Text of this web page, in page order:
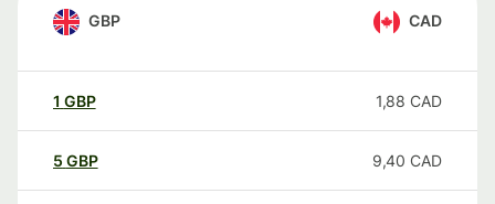
GBP CAD
1 GBP 1,88 CAD
5 GBP 9,40 CAD